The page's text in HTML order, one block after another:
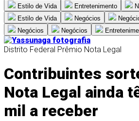
Estilo de Vida
Entretenimento
Estilo de Vida
Negócios
Negócios
Negócios
Distrito Federal Prêmio Nota Legal
Contribuintes
Nota Legal ainda
mil a receber